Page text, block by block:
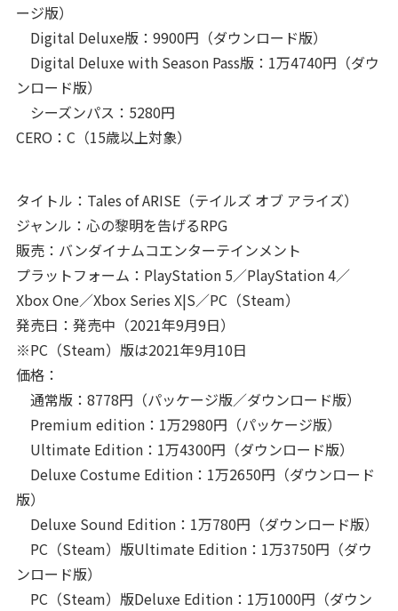
ージ版）
Digital Deluxe版：9900円（ダウンロード版）
Digital Deluxe with Season Pass版：1万4740円（ダウ
ンロード版）
シーズンパス：5280円
CERO：C（15歳以上対象）
タイトル：Tales of ARISE（テイルズ オブ アライズ）
ジャンル：心の黎明を告げるRPG
販売：バンダイナムコエンターテインメント
プラットフォーム：PlayStation 5／PlayStation 4／
Xbox One／Xbox Series X|S／PC（Steam）
発売日：発売中（2021年9月9日）
※PC（Steam）版は2021年9月10日
価格：
通常版：8778円（パッケージ版／ダウンロード版）
Premium edition：1万2980円（パッケージ版）
Ultimate Edition：1万4300円（ダウンロード版）
Deluxe Costume Edition：1万2650円（ダウンロード
版）
Deluxe Sound Edition：1万780円（ダウンロード版）
PC（Steam）版Ultimate Edition：1万3750円（ダウ
ンロード版）
PC（Steam）版Deluxe Edition：1万1000円（ダウン